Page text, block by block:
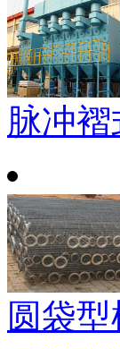
脉冲
圆袋